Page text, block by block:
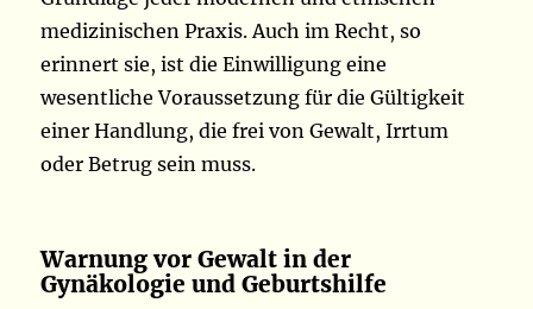
medizinischen Praxis. Auch im Recht, so
erinnert sie, ist die Einwilligung eine
wesentliche Voraussetzung für die Gültigkeit
einer Handlung, die frei von Gewalt, Irrtum
oder Betrug sein muss.
Warnung vor Gewalt in der
Gynäkologie und Geburtshilfe